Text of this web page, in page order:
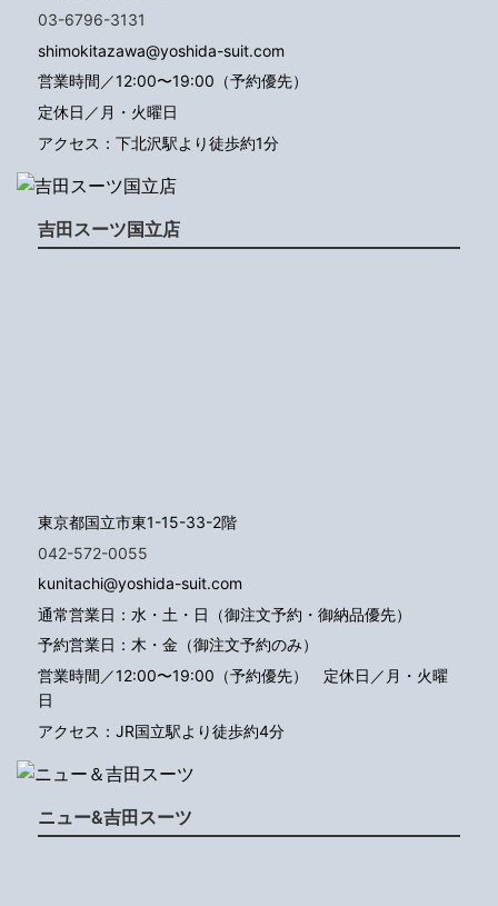
03-6796-3131
shimokitazawa@yoshida-suit.com
営業時間／12:00〜19:00（予約優先）
定休日／月・火曜日
アクセス：下北沢駅より徒歩約1分
吉田スーツ国立店
東京都国立市東1-15-33-2階
042-572-0055
kunitachi@yoshida-suit.com
通常営業日：水・土・日（御注文予約・御納品優先）
予約営業日：木・金（御注文予約のみ）
営業時間／12:00〜19:00（予約優先） 定休日／月・火曜
日
アクセス：JR国立駅より徒歩約4分
ニュー&吉田スーツ